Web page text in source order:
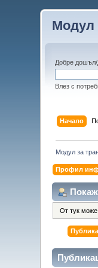
Модул
Добре
Влез с
Начало
Модул за
Профил
От тук може